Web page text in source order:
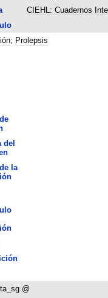
CIEHL: Cuadernos
; Prolepsis
del
la
@